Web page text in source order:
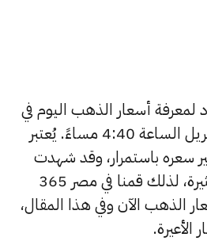
لمعرفة أسعار الذهب اليوم في
مصر ليوم الثلاثاء 14 أبريل الساعة 4:40 مساءً. يُعتبر
سعره باستمرار، وقد شهدت
أسعار الذهب تغيرات كثيرة، لذلك قمنا في مصر 365
الذهب الآن وفي هذا المقال،